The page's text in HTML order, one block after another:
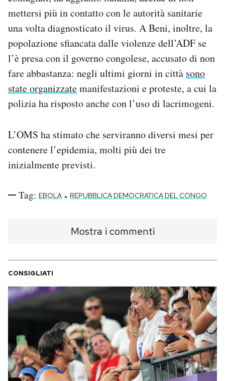
mettersi più in contatto con le autorità sanitarie
una volta diagnosticato il virus. A Beni, inoltre, la
popolazione sfiancata dalle violenze dell’ADF se
l’è presa con il governo congolese, accusato di non
fare abbastanza: negli ultimi giorni in città sono
state organizzatemanifestazioni e proteste, a cui la
polizia ha risposto anche con l’uso di lacrimogeni.
L’OMS ha stimato che serviranno diversi mesi per
contenere l’epidemia, molti più dei tre
inizialmente previsti.
Tag: EBOLA - REPUBBLICA DEMOCRATICA DEL CONGO
Mostra i commenti
CONSIGLIATI